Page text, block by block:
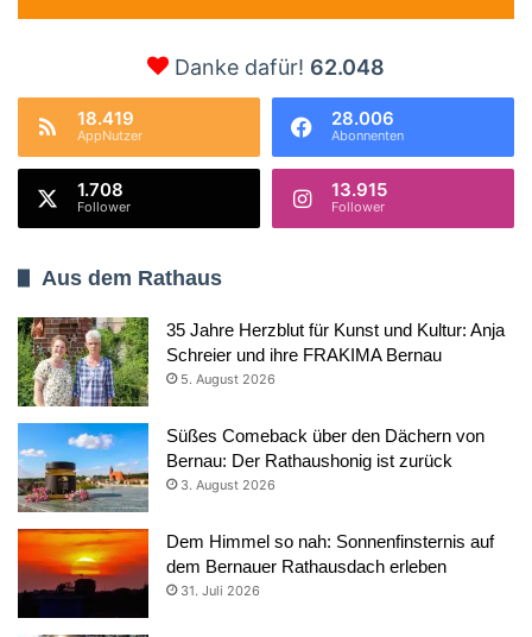
Danke dafür! 62.048
18.419
AppNutzer
28.006
Abonnenten
1.708
Follower
13.915
Follower
Aus dem Rathaus
35 Jahre Herzblut für Kunst und Kultur: Anja
Schreier und ihre FRAKIMA Bernau
5. August 2026
Süßes Comeback über den Dächern von
Bernau: Der Rathaushonig ist zurück
3. August 2026
Dem Himmel so nah: Sonnenfinsternis auf
dem Bernauer Rathausdach erleben
31. Juli 2026